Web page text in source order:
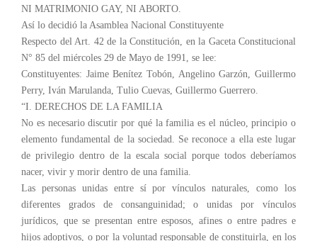
NI MATRIMONIO GAY, NI ABORTO.
Así lo decidió la Asamblea Nacional Constituyente
Respecto del Art. 42 de la Constitución, en la Gaceta Constitucional
N° 85 del miércoles 29 de Mayo de 1991, se lee:
Constituyentes: Jaime Benítez Tobón, Angelino Garzón, Guillermo
Perry, Iván Marulanda, Tulio Cuevas, Guillermo Guerrero.
“I. DERECHOS DE LA FAMILIA
No es necesario discutir por qué la familia es el núcleo, principio o
elemento fundamental de la sociedad. Se reconoce a ella este lugar
de privilegio dentro de la escala social porque todos deberíamos
nacer, vivir y morir dentro de una familia.
Las personas unidas entre sí por vínculos naturales, como los
diferentes grados de consanguinidad; o unidas por vínculos
jurídicos, que se presentan entre esposos, afines o entre padres e
hijos adoptivos, o por la voluntad responsable de constituirla, en los